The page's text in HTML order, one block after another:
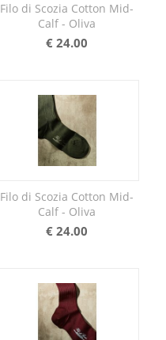
Filo di Scozia Cotton Mid-
Calf - Oliva
€ 24.00
Filo di Scozia Cotton Mid-
Calf - Oliva
€ 24.00